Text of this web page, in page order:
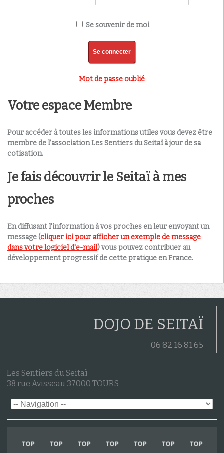
Se souvenir de moi
Mot de passe oublié
Votre espace Membre
Pour accéder à toutes les informations utiles vous devez être
membre de l’association Les Sentiers du Seitaï à jour de sa
cotisation.
Je fais découvrir le Seitaï à mes
proches
En diffusant l'information à vos proches en leur envoyant un
message (cliquer ici pour afficher un exemple de message
dans votre logiciel d'e-mail) vous pouvez contribuer au
développement progressif de cette pratique en France.
DOJO DE SEITAÏ
06 82 16 81 65
Les Sentiers du Seitaï
38 rue Avisseau 37000 TOURS